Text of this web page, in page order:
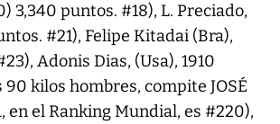
3,340 puntos. #18), L. Preciado,
#21), Felipe Kitadai (Bra),
Adonis Dias, (Usa), 1910
90 kilos hombres, compite JOSÉ
en el Ranking Mundial, es #220),